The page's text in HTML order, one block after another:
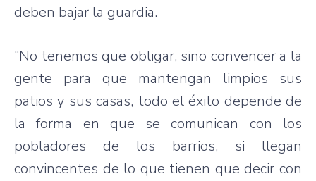
deben bajar la guardia.
“No tenemos que obligar, sino convencer a la
gente para que mantengan limpios sus
patios y sus casas, todo el éxito depende de
la forma en que se comunican con los
pobladores de los barrios, si llegan
convincentes de lo que tienen que decir con